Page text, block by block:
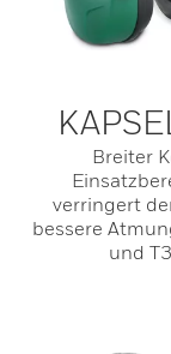
Breiter
verringert
bessere
und